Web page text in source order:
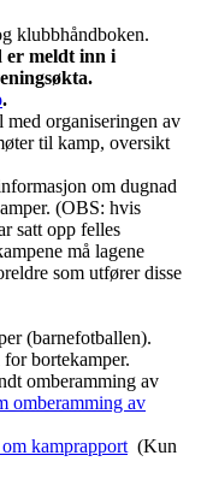
klubbhåndboken.
er meldt inn i
.
med organiseringen av
til kamp, oversikt
om dugnad
(OBS: hvis
satt opp felles
må lagene
som utfører disse
(barnefotballen).
bortekamper.
omberamming av
omberamming av
kamprapport (Kun